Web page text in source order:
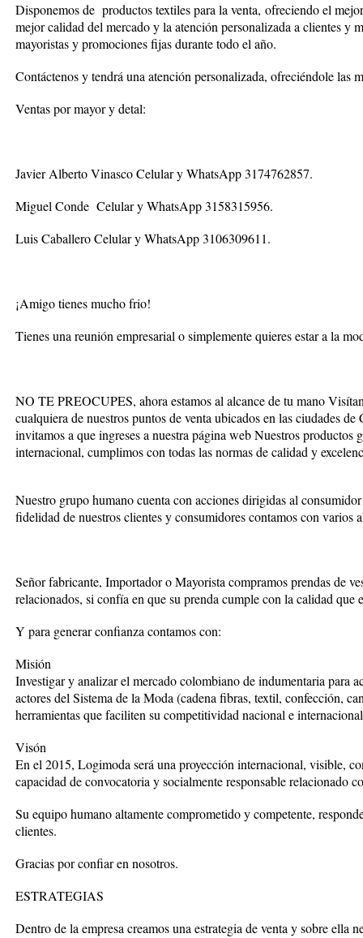
Disponemos de productos textiles para la venta, ofreciendo el
mejor calidad del mercado y la atención personalizada a clientes y
mayoristas y promociones fijas durante todo el año.
Contáctenos y tendrá una atención personalizada, ofreciéndole las
Ventas por mayor y detal:
Javier Alberto Vinasco Celular y WhatsApp 3174762857.
Miguel Conde Celular y WhatsApp 3158315956.
Luis Caballero Celular y WhatsApp 3106309611.
¡Amigo tienes mucho frio!
Tienes una reunión empresarial o simplemente quieres estar a la
NO TE PREOCUPES, ahora estamos al alcance de tu mano
cualquiera de nuestros puntos de venta ubicados en las ciudades
invitamos a que ingreses a nuestra página web Nuestros productos
internacional, cumplimos con todas las normas de calidad y
Nuestro grupo humano cuenta con acciones dirigidas al
fidelidad de nuestros clientes y consumidores contamos con varios
Señor fabricante, Importador o Mayorista compramos prendas de
relacionados, si confía en que su prenda cumple con la calidad que
Y para generar confianza contamos con:
Misión
Investigar y analizar el mercado colombiano de indumentaria para
actores del Sistema de la Moda (cadena fibras, textil, confección,
herramientas que faciliten su competitividad nacional e
Visón
En el 2015, Logimoda será una proyección internacional, visible,
capacidad de convocatoria y socialmente responsable relacionado
Su equipo humano altamente comprometido y competente,
clientes.
Gracias por confiar en nosotros.
ESTRATEGIAS
Dentro de la empresa creamos una estrategia de venta y sobre ella